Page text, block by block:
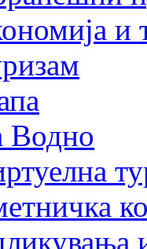
и
Водно